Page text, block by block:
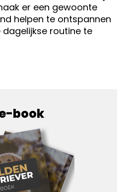
er een gewoonte
helpen te ontspannen
dagelijkse routine te
book